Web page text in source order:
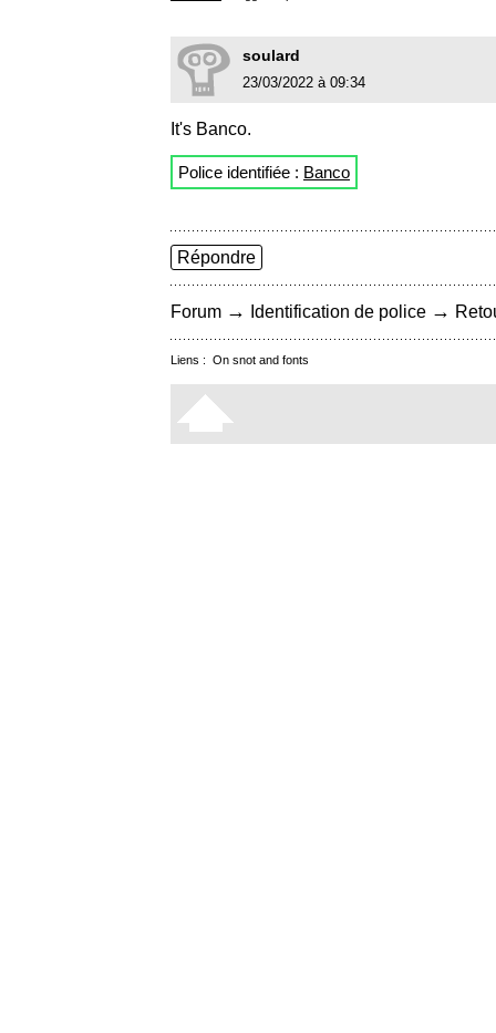
soulard
23/03/2022 à 09:34
It's Banco.
Police identifiée : Banco
Répondre
Forum → Identification de police →
Liens : On snot and fonts